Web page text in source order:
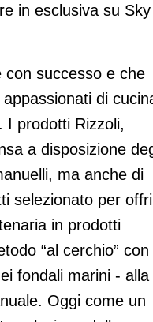
in esclusiva su
con successo e che
di
I prodotti Rizzoli,
a disposizione
ma anche di
selezionato per
in prodotti
“al cerchio” con
fondali marini - alla
Oggi come un